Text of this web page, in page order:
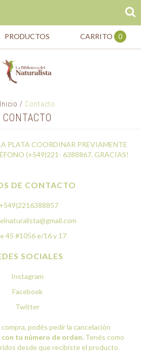
PRODUCTOS CARRITO 0
Inicio / Contacto
CONTACTO
PLATA COORDINAR PREVIAMENTE
(+549)221- 6388867. GRACIAS!
DE CONTACTO
45 #1056 e/16 y 17
SOCIALES
Instagram
Facebook
Twitter
podés pedir la cancelación
con tu número de orden. Tenés como
desde que recibiste el producto.